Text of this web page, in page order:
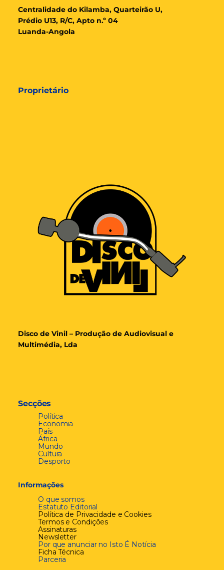
Centralidade do Kilamba, Quarteirão U,
Prédio U13, R/C, Apto n.º 04
Luanda-Angola
Proprietário
Disco de Vinil – Produção de Audiovisual e
Multimédia, Lda
Secções
Política
Economia
País
África
Mundo
Cultura
Desporto
Informações
O que somos
Estatuto Editorial
Política de Privacidade e Cookies
Termos e Condições
Assinaturas
Newsletter
Por que anunciar no Isto É Notícia
Ficha Técnica
Parceria